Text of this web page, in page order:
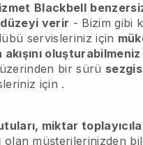
Blackbell
verir - Bizim gibi
servisleriniz için
oluşturabilmeniz
bir sürü
için .
miktar
olan müşterilerinizden